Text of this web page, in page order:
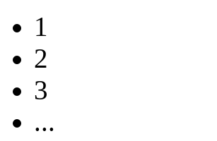
1
2
3
...